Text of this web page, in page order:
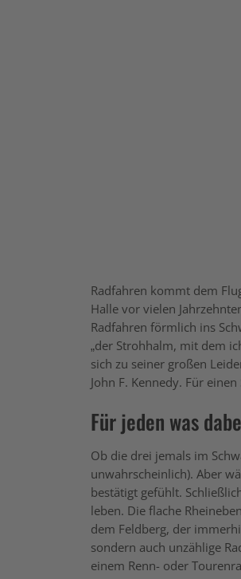
Radfahren kommt dem
Halle vor vielen
Radfahren förmlich ins
„der Strohhalm, mit dem
sich zu seiner großen
John F. Kennedy. Für
Für jeden was
Ob die drei jemals im
unwahrscheinlich). Aber
bestätigt gefühlt.
leben. Die flache
dem Feldberg, der
sondern auch unzählige
einem Renn- oder